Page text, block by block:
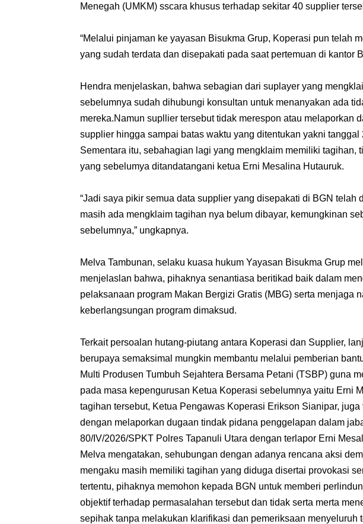
Menegah (UMKM) sscara khusus terhadap sekitar 40 supplier
“Melalui pinjaman ke yayasan Bisukma Grup, Koperasi pun telah
yang sudah terdata dan disepakati pada saat pertemuan di kantor
Hendra menjelaskan, bahwa sebagian dari suplayer yang
sebelumnya sudah dihubungi konsultan untuk menanyakan ada
mereka.Namun supllier tersebut tidak merespon atau melaporkan
supplier hingga sampai batas waktu yang ditentukan yakni tanggal
Sementara itu, sebahagian lagi yang mengklaim memiliki tagihan,
yang sebelumya ditandatangani ketua Erni Mesalina Hutauruk.
“Jadi saya pikir semua data supplier yang disepakati di BGN telah
masih ada mengklaim tagihan nya belum dibayar, kemungkinan
sebelumnya,” ungkapnya.
Melva Tambunan, selaku kuasa hukum Yayasan Bisukma Grup
menjelaslan bahwa, pihaknya senantiasa beritikad baik dalam
pelaksanaan program Makan Bergizi Gratis (MBG) serta menjaga
keberlangsungan program dimaksud.
Terkait persoalan hutang-piutang antara Koperasi dan Supplier,
berupaya semaksimal mungkin membantu melalui pemberian
Multi Produsen Tumbuh Sejahtera Bersama Petani (TSBP) guna
pada masa kepengurusan Ketua Koperasi sebelumnya yaitu Erni
tagihan tersebut, Ketua Pengawas Koperasi Erikson Sianipar,
dengan melaporkan dugaan tindak pidana penggelapan dalam
80/IV/2026/SPKT Polres Tapanuli Utara dengan terlapor Erni
Melva mengatakan, sehubungan dengan adanya rencana aksi
mengaku masih memiliki tagihan yang diduga disertai provokasi
tertentu, pihaknya memohon kepada BGN untuk memberi
objektif terhadap permasalahan tersebut dan tidak serta merta
sepihak tanpa melakukan klarifikasi dan pemeriksaan menyeluruh